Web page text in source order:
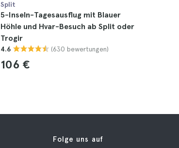
Split
5-Inseln-Tagesausflug mit Blauer
Höhle und Hvar-Besuch ab Split oder
Trogir
4.6 (630 bewertungen)
106 €
Folge uns auf